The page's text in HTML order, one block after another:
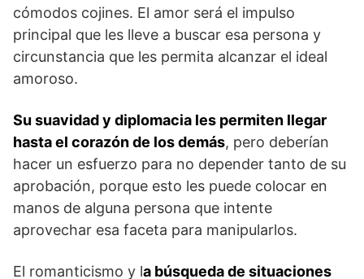
cómodos cojines. El amor será el impulso
principal que les lleve a buscar esa persona y
circunstancia que les permita alcanzar el ideal
amoroso.
Su suavidad y diplomacia les permiten llegar
hasta el corazón de los demás, pero deberían
hacer un esfuerzo para no depender tanto de su
aprobación, porque esto les puede colocar en
manos de alguna persona que intente
aprovechar esa faceta para manipularlos.
El romanticismo y la búsqueda de situaciones